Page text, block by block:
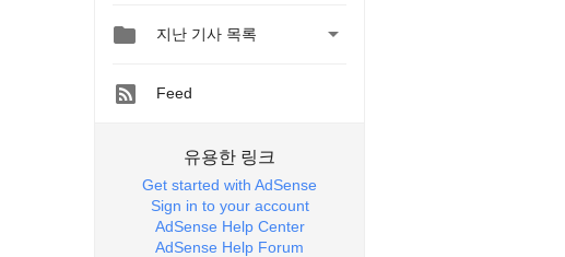
 지난 기사 목록 
Feed
유용한 링크
Get started with AdSense
Sign in to your account
AdSense Help Center
AdSense Help Forum